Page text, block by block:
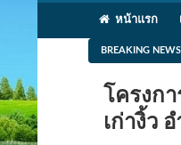
หน้าแรก
BREAKING NEWS
โครงก
เก่างิ้ว